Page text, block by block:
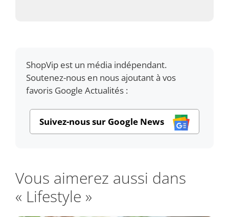
ShopVip est un média indépendant.
Soutenez-nous en nous ajoutant à vos
favoris Google Actualités :
Suivez-nous sur Google News
Vous aimerez aussi dans
« Lifestyle »